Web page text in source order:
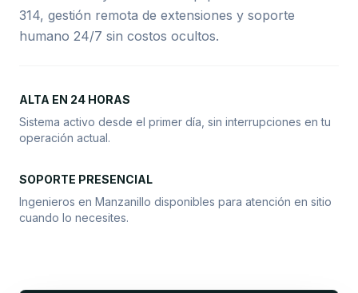
314, gestión remota de extensiones y soporte
humano 24/7 sin costos ocultos.
ALTA EN 24 HORAS
Sistema activo desde el primer día, sin interrupciones en tu
operación actual.
SOPORTE PRESENCIAL
Ingenieros en Manzanillo disponibles para atención en sitio
cuando lo necesites.